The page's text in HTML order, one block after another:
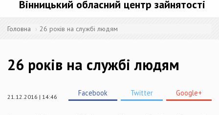
Вінницький обласний центр зайнятості
Головна 26 років на службі людям
26 років на службі людям
21.12.2016 | 14:46 Facebook Twitter Google+